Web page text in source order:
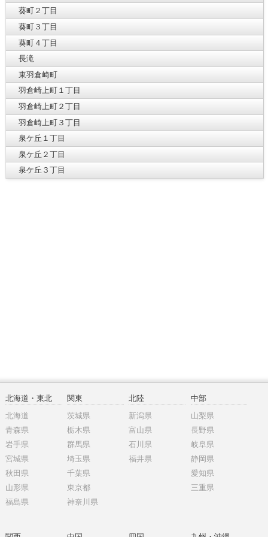
葵町２丁目
葵町３丁目
葵町４丁目
長滝
東羽倉崎町
羽倉崎上町１丁目
羽倉崎上町２丁目
羽倉崎上町３丁目
泉ケ丘１丁目
泉ケ丘２丁目
泉ケ丘３丁目
北海道・東北
北海道
青森県
岩手県
宮城県
秋田県
山形県
福島県
関東
茨城県
栃木県
群馬県
埼玉県
千葉県
東京都
神奈川県
北陸
新潟県
富山県
石川県
福井県
中部
山梨県
長野県
岐阜県
静岡県
愛知県
三重県